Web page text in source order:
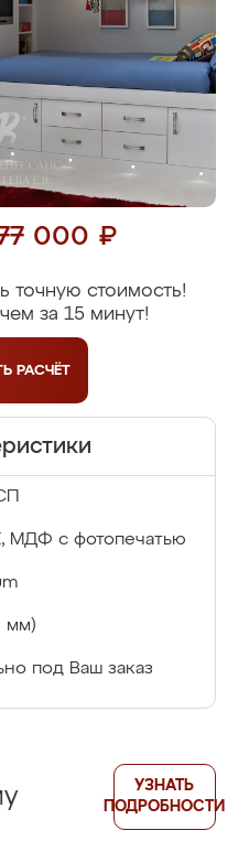
000 ₽
точную стоимость!
за 15 минут!
РАСЧЁТ
с фотопечатью
мм)
под Ваш заказ
УЗНАТЬ
ПОДРОБНОСТИ